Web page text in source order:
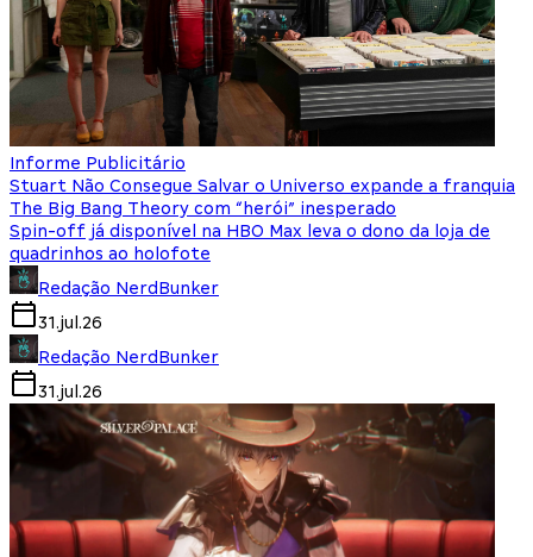
Informe Publicitário
Stuart Não Consegue Salvar o Universo expande a franquia
The Big Bang Theory com “herói” inesperado
Spin-off já disponível na HBO Max leva o dono da loja de
quadrinhos ao holofote
Redação NerdBunker
31.jul.26
Redação NerdBunker
31.jul.26